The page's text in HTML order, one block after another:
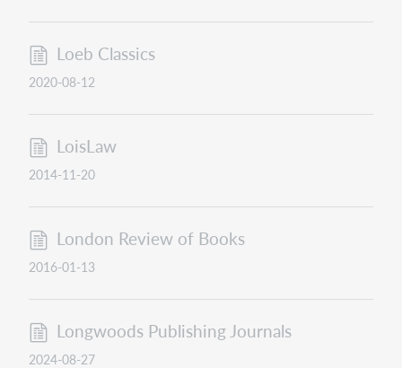
Loeb Classics
2020-08-12
LoisLaw
2014-11-20
London Review of Books
2016-01-13
Longwoods Publishing Journals
2024-08-27